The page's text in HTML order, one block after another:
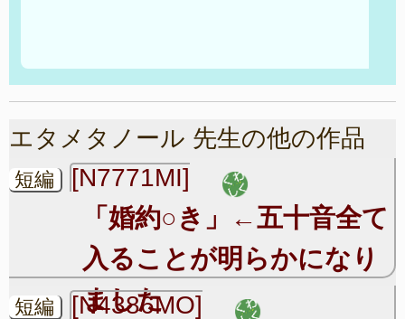
エタメタノール 先生の他の作品
短編 [N7771MI]
「婚約○き」←五十音全て
入ることが明らかになり
ました
短編 [N4386MO]